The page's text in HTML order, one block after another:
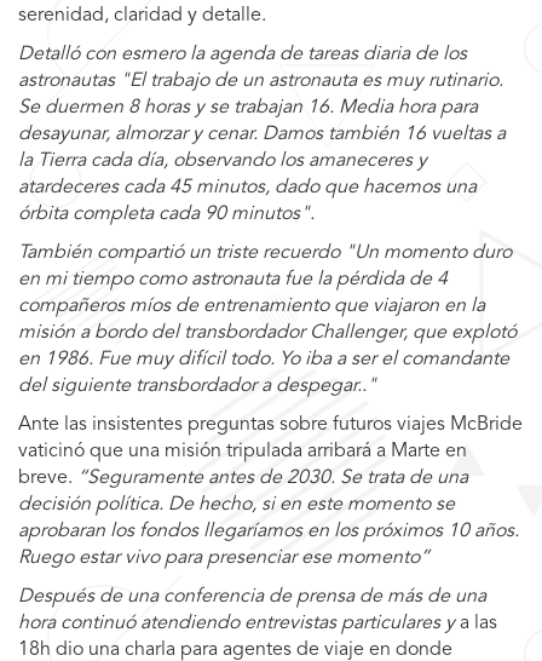
serenidad, claridad y detalle.
Detalló con esmero la agenda de tareas diaria de los
astronautas "El trabajo de un astronauta es muy rutinario.
Se duermen 8 horas y se trabajan 16. Media hora para
desayunar, almorzar y cenar. Damos también 16 vueltas a
la Tierra cada día, observando los amaneceres y
atardeceres cada 45 minutos, dado que hacemos una
órbita completa cada 90 minutos".
También compartió un triste recuerdo "Un momento duro
en mi tiempo como astronauta fue la pérdida de 4
compañeros míos de entrenamiento que viajaron en la
misión a bordo del transbordador Challenger, que explotó
en 1986. Fue muy difícil todo. Yo iba a ser el comandante
del siguiente transbordador a despegar.."
Ante las insistentes preguntas sobre futuros viajes McBride
vaticinó que una misión tripulada arribará a Marte en
breve. “Seguramente antes de 2030. Se trata de una
decisión política. De hecho, si en este momento se
aprobaran los fondos llegaríamos en los próximos 10 años.
Ruego estar vivo para presenciar ese momento”
Después de una conferencia de prensa de más de una
hora continuó atendiendo entrevistas particulares ya las
18h dio una charla para agentes de viaje en donde